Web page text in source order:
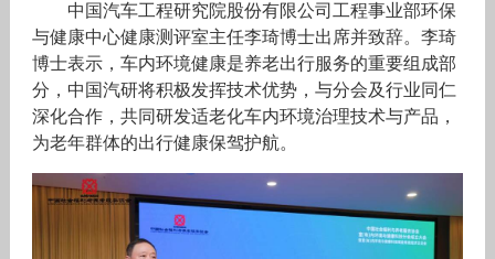
中国汽车工程研究院股份有限公司工程事业部环保
与健康中心健康测评室主任李琦博士出席并致辞。李琦
博士表示，车内环境健康是养老出行服务的重要组成部
分，中国汽研将积极发挥技术优势，与分会及行业同仁
深化合作，共同研发适老化车内环境治理技术与产品，
为老年群体的出行健康保驾护航。